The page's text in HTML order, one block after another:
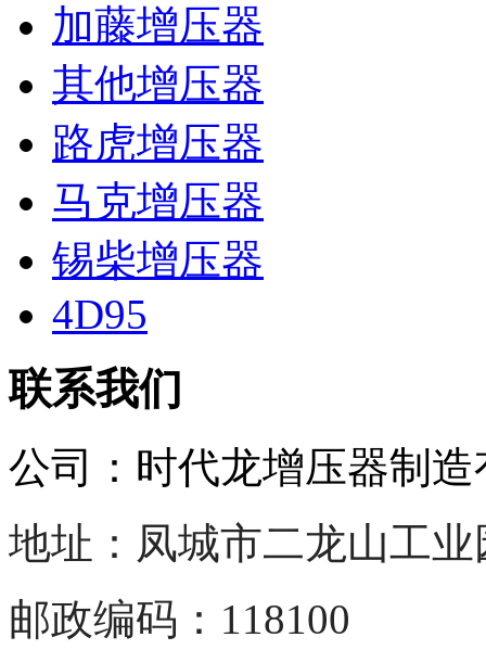
加藤增压器
其他增压器
路虎增压器
马克增压器
锡柴增压器
4D95
联系我们
公司： 时代龙增压器制造
地址：凤城市二龙山工业
邮政编码：118100